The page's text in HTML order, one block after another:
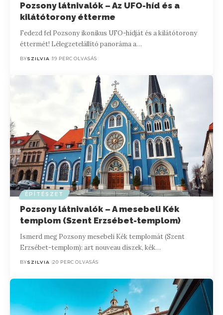
Pozsony látnivalók – Az UFO-híd és a
kilátótorony étterme
Fedezd fel Pozsony ikonikus UFO-hídját és a kilátótorony
éttermét! Lélegzetelállító panoráma a…
BYSZILVIA 19 PERC OLVASÁS
ÉPÍTÉSZET
Pozsony látnivalók – A mesebeli Kék
templom (Szent Erzsébet-templom)
Ismerd meg Pozsony mesebeli Kék templomát (Szent
Erzsébet-templom): art nouveau díszek, kék…
BYSZILVIA 20 PERC OLVASÁS